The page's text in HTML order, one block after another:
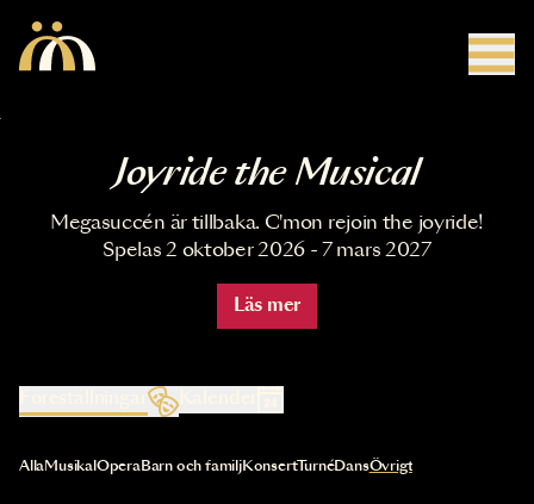
Joyride the Musical
Megasuccén är tillbaka. C'mon rejoin the joyride!
Spelas 2 oktober 2026 - 7 mars 2027
Läs mer
Kalender
Val av kategori uppdaterar innehållet automatiskt
AllaMusikal OperaBarn och familjKonsertTurnéDansÖvrigt